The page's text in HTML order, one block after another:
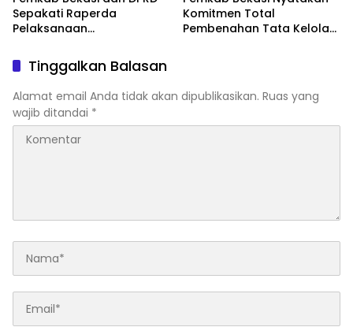
Sepakati Raperda
Pelaksanaan
APBD 2025, Perkuat
Akuntabilitas Tata Kelola
Keuangan Daerah
Komitmen Total
Pembenahan Tata Kelola
Tinggalkan Balasan
Alamat email Anda tidak akan dipublikasikan. Ruas yang
wajib ditandai *